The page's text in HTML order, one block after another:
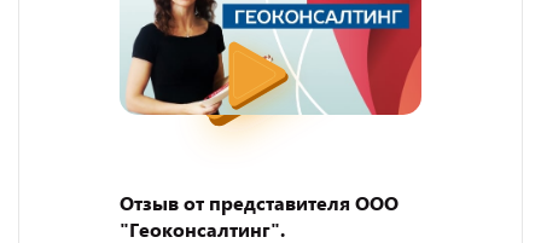
Отзыв от представителя ООО
"Геоконсалтинг".